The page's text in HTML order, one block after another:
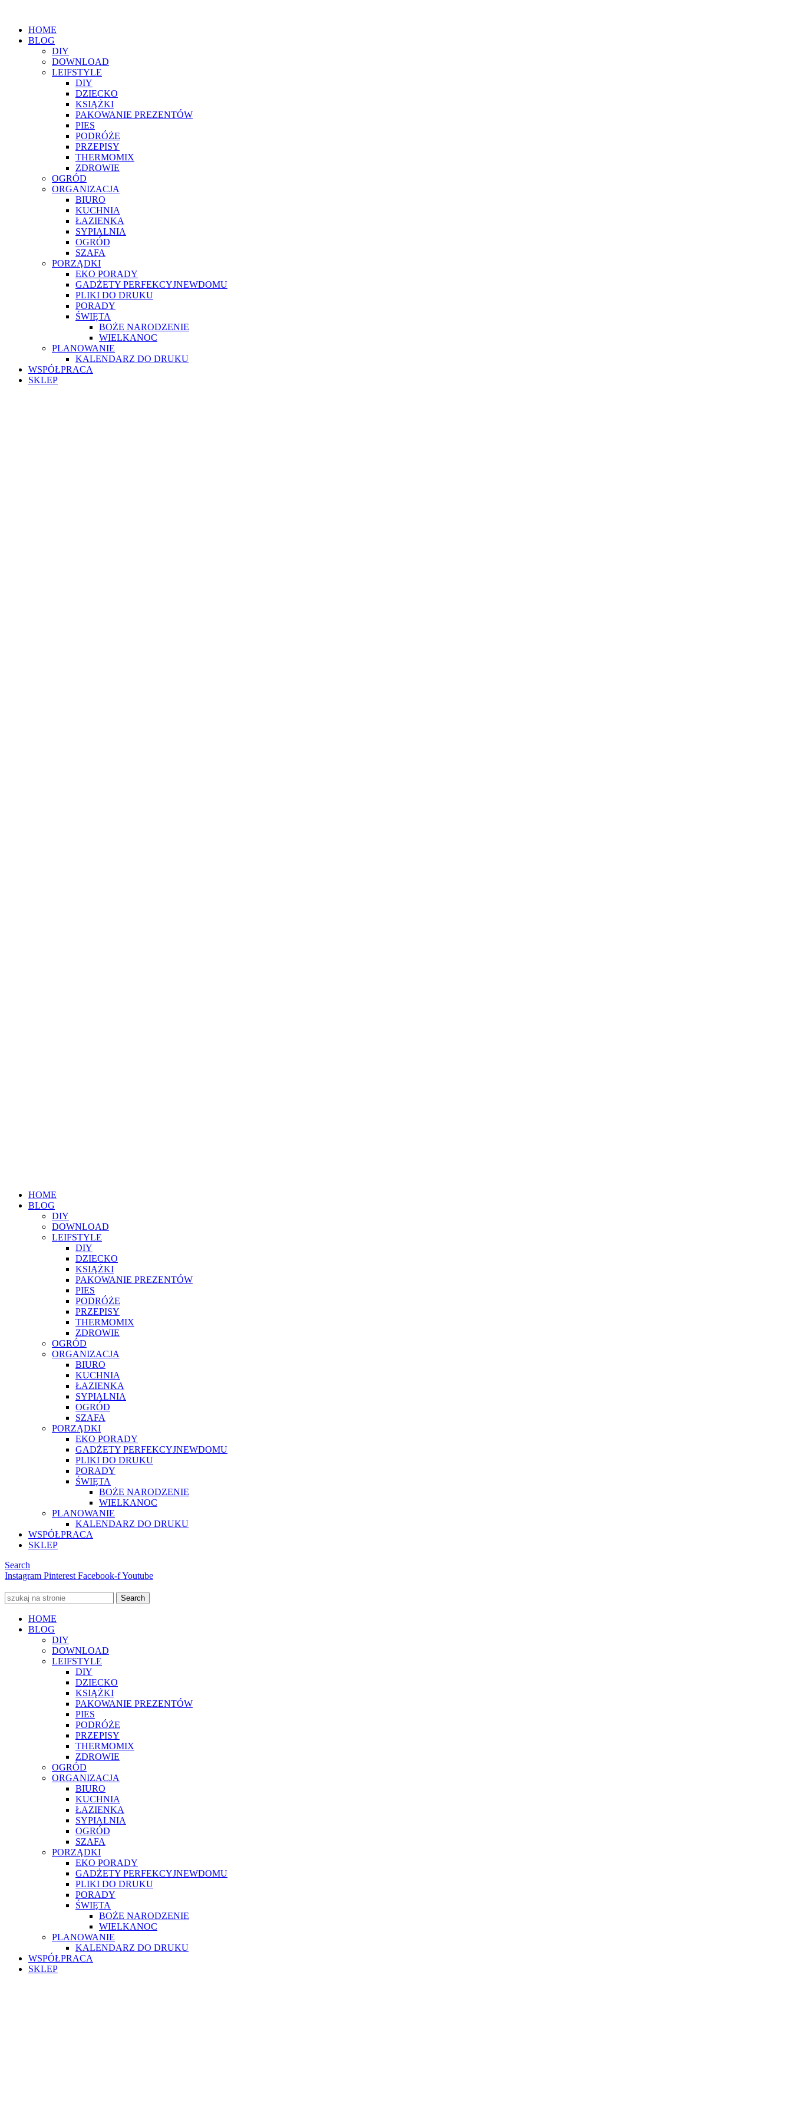
HOME
BLOG
DIY
DOWNLOAD
LEIFSTYLE
DIY
DZIECKO
KSIĄŻKI
PAKOWANIE PREZENTÓW
PIES
PODRÓŻE
PRZEPISY
THERMOMIX
ZDROWIE
OGRÓD
ORGANIZACJA
BIURO
KUCHNIA
ŁAZIENKA
SYPIALNIA
OGRÓD
SZAFA
PORZĄDKI
EKO PORADY
GADŻETY PERFEKCYJNEWDOMU
PLIKI DO DRUKU
PORADY
ŚWIĘTA
BOŻE NARODZENIE
WIELKANOC
PLANOWANIE
KALENDARZ DO DRUKU
WSPÓŁPRACA
SKLEP
HOME
BLOG
DIY
DOWNLOAD
LEIFSTYLE
DIY
DZIECKO
KSIĄŻKI
PAKOWANIE PREZENTÓW
PIES
PODRÓŻE
PRZEPISY
THERMOMIX
ZDROWIE
OGRÓD
ORGANIZACJA
BIURO
KUCHNIA
ŁAZIENKA
SYPIALNIA
OGRÓD
SZAFA
PORZĄDKI
EKO PORADY
GADŻETY PERFEKCYJNEWDOMU
PLIKI DO DRUKU
PORADY
ŚWIĘTA
BOŻE NARODZENIE
WIELKANOC
PLANOWANIE
KALENDARZ DO DRUKU
WSPÓŁPRACA
SKLEP
Search
Instagram Pinterest Facebook-fYoutube
Search
HOME
BLOG
DIY
DOWNLOAD
LEIFSTYLE
DIY
DZIECKO
KSIĄŻKI
PAKOWANIE PREZENTÓW
PIES
PODRÓŻE
PRZEPISY
THERMOMIX
ZDROWIE
OGRÓD
ORGANIZACJA
BIURO
KUCHNIA
ŁAZIENKA
SYPIALNIA
OGRÓD
SZAFA
PORZĄDKI
EKO PORADY
GADŻETY PERFEKCYJNEWDOMU
PLIKI DO DRUKU
PORADY
ŚWIĘTA
BOŻE NARODZENIE
WIELKANOC
PLANOWANIE
KALENDARZ DO DRUKU
WSPÓŁPRACA
SKLEP